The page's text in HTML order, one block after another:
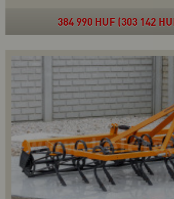
384 990 HUF (303 142